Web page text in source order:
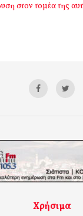
στον τομέα της
Χρήσιμα